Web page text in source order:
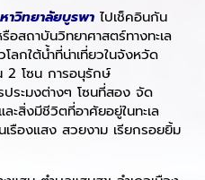
าวิทยาลัยบูรพา ไปเช็คอินกัน
ถาบันวิทยาศาสตร์ทางทะเล
ลกใต้น้ำที่น่าเที่ยวในจังหวัด
โซน การอนุรักษ์
ประมงต่างๆ โซนที่สอง จัด
ะสิ่งมีชีวิตที่อาศัยอยู่ในทะเล
รืองแสง สวยงาม เรียกรอยยิ้ม